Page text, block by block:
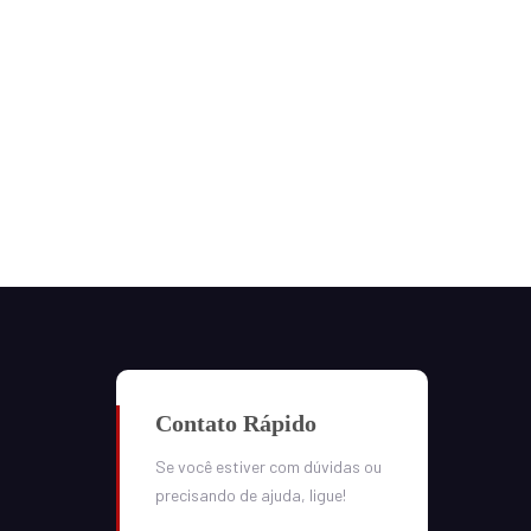
Contato Rápido
Se você estiver com dúvidas ou
precisando de ajuda, ligue!